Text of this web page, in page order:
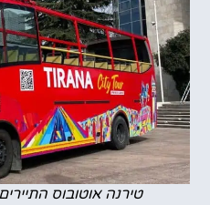
טירנה אוטובוס